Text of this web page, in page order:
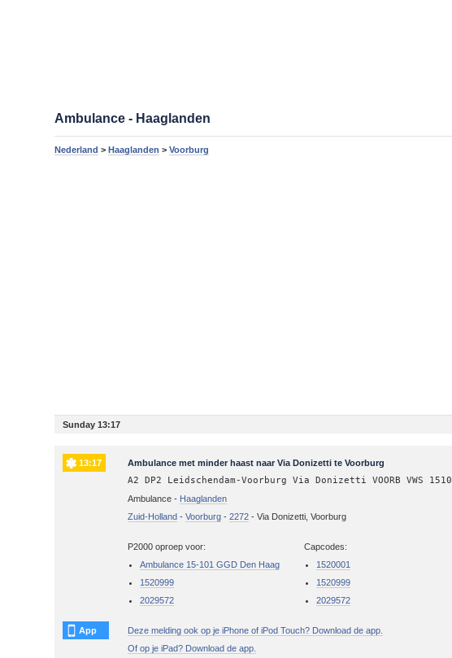
Ambulance - Haaglanden
Nederland >Haaglanden >Voorburg
Sunday 13:17
13:17 Ambulance met minder haast naar Via Donizetti te Voorburg
A2 DP2 Leidschendam-Voorburg Via Donizetti VOORB VWS
Ambulance - Haaglanden
Zuid-Holland -Voorburg -2272 -Via Donizetti, Voorburg
P2000 oproep voor:
Ambulance 15-101 GGD Den Haag
1520999
2029572
Capcodes:
1520001
1520999
2029572
App
Deze melding ook op je iPhone of iPod Touch? Download de app.
Of op je iPad? Download de app.